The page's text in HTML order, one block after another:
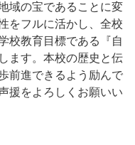
域の宝であることに変
をフルに活かし、全校
校教育目標である『自
す。本校の歴史と伝
前進できるよう励んで
援をよろしくお願いい